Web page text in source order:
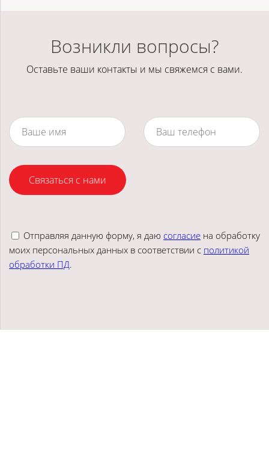
Возникли вопросы?
Оставьте ваши контакты и мы свяжемся с вами.
Связаться с нами
Отправляя данную форму, я даю согласие на обработку
моих персональных данных в соответствии с политикой
обработки ПД.